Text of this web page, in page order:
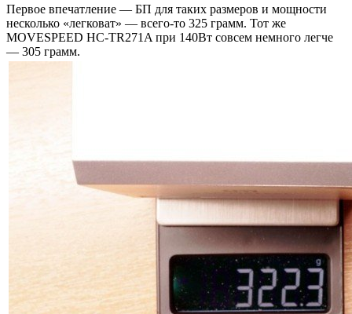
Первое впечатление — БП для таких размеров и мощности
несколько «легковат» — всего-то 325 грамм. Тот же
MOVESPEED HC-TR271A при 140Вт совсем немного легче
— 305 грамм.